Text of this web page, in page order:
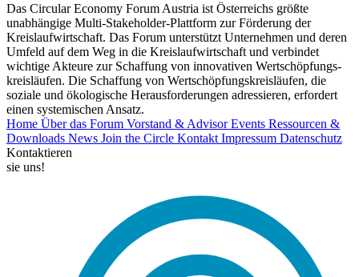
Das Circular Economy Forum Austria ist Österreichs größte
unabhängige Multi-Stakeholder-Plattform zur Förderung der
Kreislaufwirtschaft. Das Forum unterstützt Unternehmen und deren
Umfeld auf dem Weg in die Kreislaufwirtschaft und verbindet
wichtige Akteure zur Schaffung von innovativen Wertschöpfungs-
kreisläufen. Die Schaffung von Wertschöpfungskreisläufen, die
soziale und ökologische Herausforderungen adressieren, erfordert
einen systemischen Ansatz.
Home Über das Forum Vorstand & AdvisorEvents Ressourcen &
Downloads News Join the Circle Kontakt Impressum Datenschutz
Kontaktieren
sie uns!